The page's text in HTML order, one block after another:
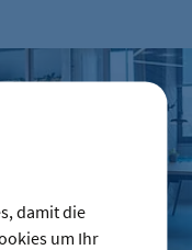
damit die
um Ihr
bleibt größte Hürde